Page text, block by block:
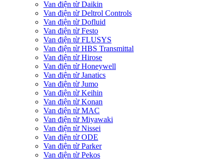
Van điện từ Daikin
Van điện từ Deltrol Controls
Van điện từ Dofluid
Van điện từ Festo
Van điện từ FLUSYS
Van điện từ HBS Transmittal
Van điện từ Hirose
Van điện từ Honeywell
Van điện từ Janatics
Van điện từ Jumo
Van điện từ Keihin
Van điện từ Konan
Van điện từ MAC
Van điện từ Miyawaki
Van điện từ Nissei
Van điện từ ODE
Van điện từ Parker
Van điện từ Pekos